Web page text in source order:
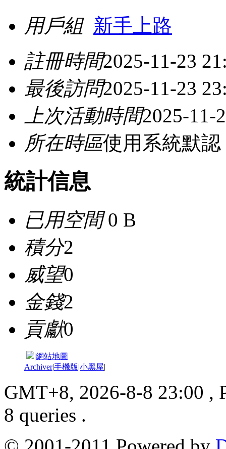
用戶組 新手上路
註冊時間2025-11-23
最後訪問2025-11-23
上次活動時間2025-11-
所在時區使用系統默認
統計信息
已用空間0 B
積分2
威望0
金錢2
貢獻0
|網站地圖
Archiver|手機版|小黑屋|
GMT+8, 2026-8-8 23:00 ,
8 queries .